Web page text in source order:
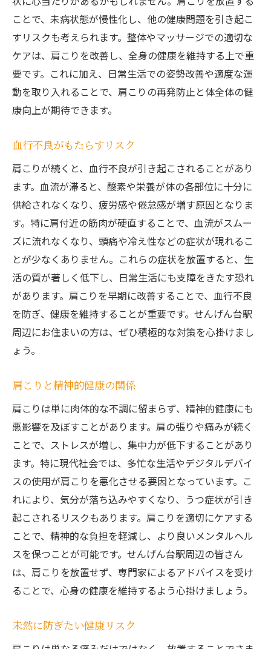
ことで、未病状態が慢性化し、他の健康問題を引き起こ
すリスクも考えられます。整体やマッサージでの適切な
ケアは、肩こりを改善し、全身の健康を維持する上で重
要です。これに加え、日常生活での姿勢改善や適度な運
動を取り入れることで、肩こりの再発防止と体全体の健
康向上が期待できます。
血行不良がもたらすリスク
肩こりが続くと、血行不良が引き起こされることがあり
ます。血流が滞ると、酸素や栄養が体の各部位に十分に
供給されなくなり、疲労感や倦怠感が増す原因となりま
す。特に肩付近の筋肉が硬直することで、血流がスムー
ズに流れなくなり、頭痛や冷え性などの症状が現れるこ
とが少なくありません。これらの症状を放置すると、生
活の質が著しく低下し、日常生活にも支障をきたす恐れ
があります。肩こりを早期に改善することで、血行不良
を防ぎ、健康を維持することが重要です。せんげん台駅
周辺にお住まいの方は、ぜひ積極的な対策を心掛けまし
ょう。
肩こりと精神的健康の関係
肩こりは単に肉体的な不調に留まらず、精神的健康にも
悪影響を及ぼすことがあります。肩の張りや痛みが続く
ことで、ストレスが増し、集中力が低下することがあり
ます。特に現代社会では、多忙な生活やデジタルデバイ
スの使用が肩こりを悪化させる要因となっています。こ
れにより、気分が落ち込みやすくなり、うつ症状が引き
起こされるリスクもあります。肩こりを適切にケアする
ことで、精神的な負担を軽減し、より良いメンタルヘル
スを保つことが可能です。せんげん台駅周辺の皆さん
は、肩こりを放置せず、専門家によるアドバイスを受け
ることで、心身の健康を維持するよう心掛けましょう。
未然に防ぎたい健康リスク